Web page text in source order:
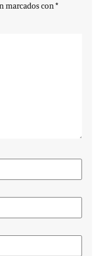
marcados con*